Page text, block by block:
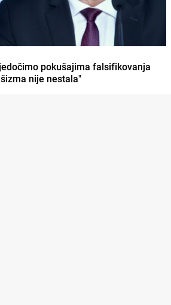
pokušajima falsifikovanja
nije nestala"